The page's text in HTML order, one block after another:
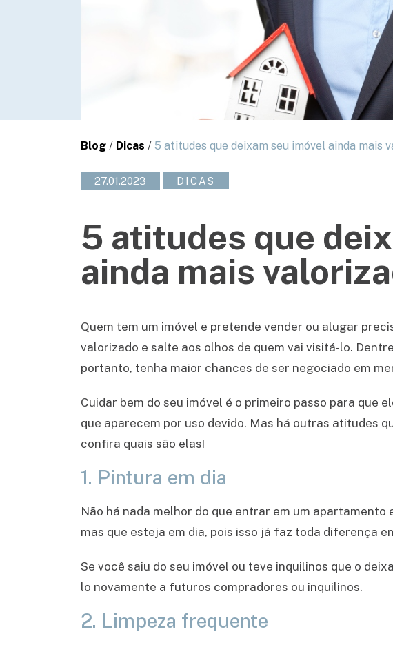
Blog / Dicas / 5 atitudes que deixam seu imóvel ainda mais
27.01.2023 DICAS
5 atitudes que
ainda mais
Quem tem um imóvel e pretende vender ou alugar
valorizado e salte aos olhos de quem vai visitá-lo.
portanto, tenha maior chances de ser negociado em
Cuidar bem do seu imóvel é o primeiro passo para que
que aparecem por uso devido. Mas há outras atitudes
confira quais são elas!
1. Pintura em dia
Não há nada melhor do que entrar em um
mas que esteja em dia, pois isso já faz toda diferença
Se você saiu do seu imóvel ou teve inquilinos que o
lo novamente a futuros compradores ou inquilinos.
2. Limpeza frequente